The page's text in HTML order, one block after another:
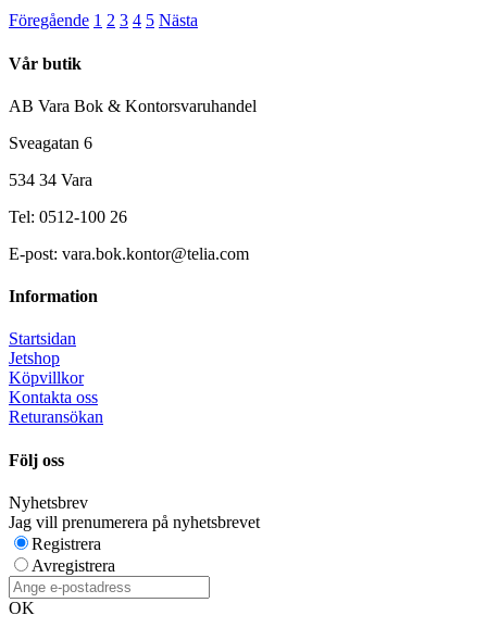
Föregående 1 2 3 4 5 Nästa
Vår butik
AB Vara Bok & Kontorsvaruhandel
Sveagatan 6
534 34 Vara
Tel: 0512-100 26
E-post: vara.bok.kontor@telia.com
Information
Startsidan
Jetshop
Köpvillkor
Kontakta oss
Returansökan
Följ oss
Nyhetsbrev
Jag vill prenumerera på nyhetsbrevet
Registrera
Avregistrera
OK